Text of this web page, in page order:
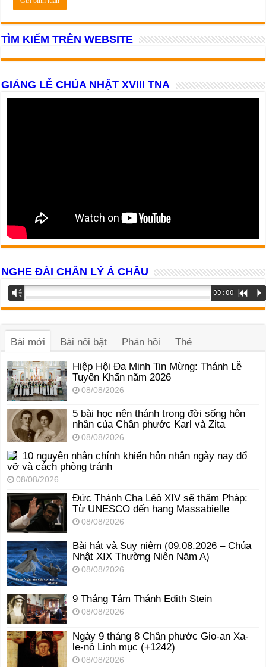
TÌM KIẾM TRÊN WEBSITE
GIẢNG LỄ CHÚA NHẬT XVIII TNA
NGHE ĐÀI CHÂN LÝ Á CHÂU
Trình
phát
âm
Vm 00:00 R P
Bài mới Bài nổi bật Phản hồi Thẻ
Hiệp Hội Đa Minh Tin Mừng: Thánh Lễ
Tuyên Khấn năm 2026
08/08/2026
5 bài học nên thánh trong đời sống hôn
nhân của Chân phước Karl và Zita
08/08/2026
10 nguyên nhân chính khiến hôn nhân ngày nay đổ
vỡ và cách phòng tránh
08/08/2026
Đức Thánh Cha Lêô XIV sẽ thăm Pháp:
Từ UNESCO đến hang Massabielle
08/08/2026
Bài hát và Suy niệm (09.08.2026 – Chúa
Nhật XIX Thường Niên Năm A)
08/08/2026
9 Tháng Tám Thánh Edith Stein
08/08/2026
Ngày 9 tháng 8 Chân phước Gio-an Xa-
le-nô Linh mục (+1242)
08/08/2026